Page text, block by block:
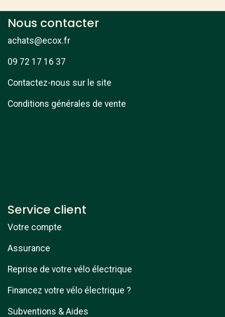
Nous contacter
achats@ecox.fr
09 72 17 16 37
Contactez-nous sur le site
Conditions générales de vente
Service client
Votre compte
Assurance
Reprise de votre vélo électrique
Financez votre vélo électrique ?
Subventions & Aides